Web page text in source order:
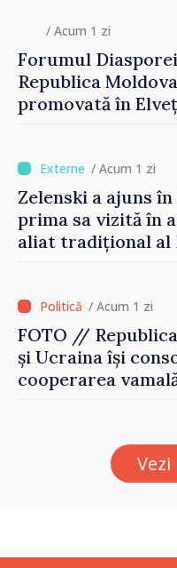
/ Acum 1 zi
Forumul
Republica
promovată în
/ Acum 1 zi
Zelenski a ajuns în
prima sa vizită în
aliat tradițional al
/ Acum 1 zi
FOTO //
și Ucraina își
cooperarea
Reuniune la